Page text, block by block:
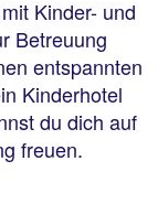
Kinder- und
Betreuung
entspannten
Kinderhotel
du dich auf
freuen.